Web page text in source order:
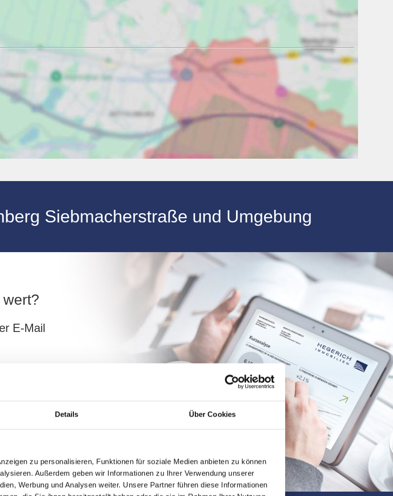
Details Über Cookies
zu personalisieren, Funktionen für soziale Medien anbieten zu können
Außerdem geben wir Informationen zu Ihrer Verwendung unserer
Werbung und Analysen weiter. Unsere Partner führen diese Informationen
Siebmacherstraße und Umgebung
E-Mail